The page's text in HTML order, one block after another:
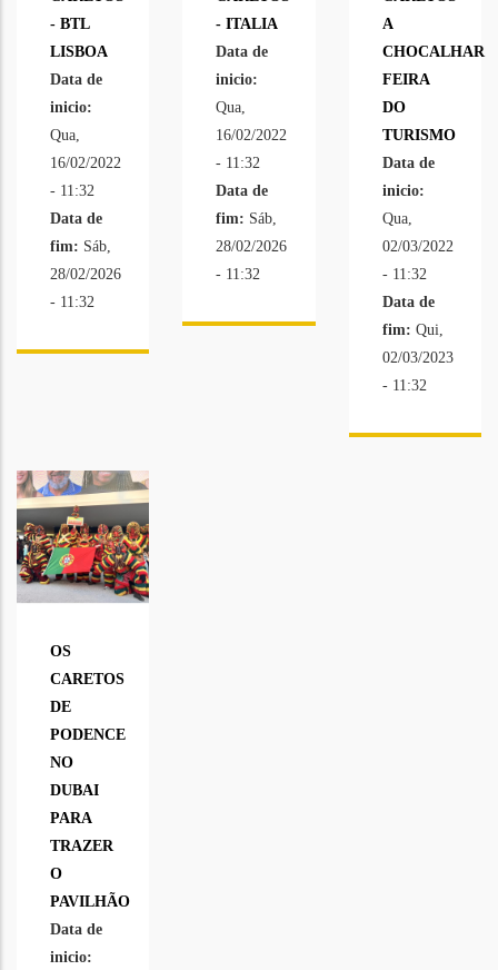
- BTL
LISBOA
Data de
inicio:
Qua,
16/02/2022
- 11:32
Data de
fim: Sáb,
28/02/2026
- 11:32
- ITALIA
Data de
inicio:
Qua,
16/02/2022
- 11:32
Data de
fim: Sáb,
28/02/2026
- 11:32
A
CHOCALHAR
FEIRA
DO
TURISMO
Data de
inicio:
Qua,
02/03/2022
- 11:32
Data de
fim: Qui,
02/03/2023
- 11:32
OS
CARETOS
DE
PODENCE
NO
DUBAI
PARA
TRAZER
O
PAVILHÃO
Data de
inicio: